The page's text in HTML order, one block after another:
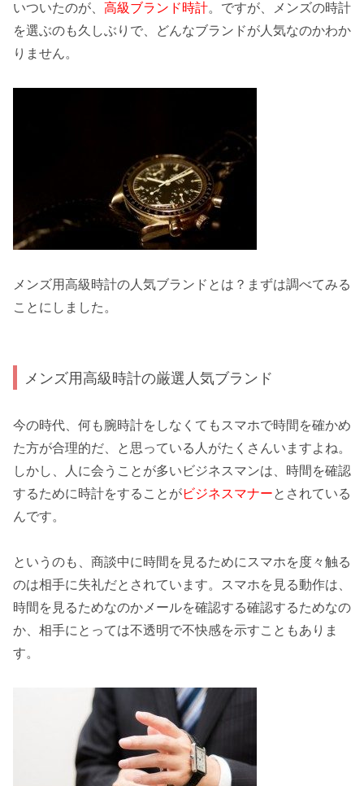
いついたのが、 高級ブランド時計。ですが、メンズの時計
を選ぶのも久しぶりで、どんなブランドが 人気なのかわか
りません。
メンズ用高級時計の人気ブランドとは？ まずは調べてみる
ことにしました。
メンズ用高級時計の厳選人気ブランド
今の時代、何も腕時計をしなくても スマホで時間を確かめ
た方が合理的だ、と思っている人がたくさんいますよね。
しかし、人に会うことが多いビジネスマンは、時間を確認
するために時計をすることがビジネスマナーとされている
んです。
というのも、商談中に時間を見るためにスマホを度々触る
のは相手に失礼だとされています。スマホを見る動作は、
時間を見るためなのかメールを確認する確認するためなの
か、相手にとっては不透明で不快感を示すこともありま
す。